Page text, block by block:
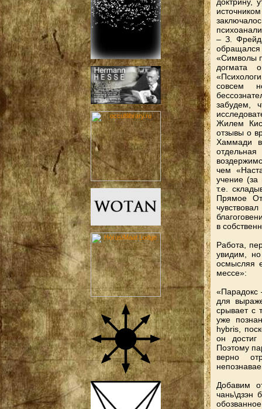
– З.
«Символы
догмата
совсем
забудем,
Жилем
отзывы о
Хаммади
чем
учение (за
т.е.
Прямое
в
Работа,
увидим,
осмысляя
мессе»:
«Парадокс
для
срывает с
уже
hybris,
он достиг
Поэтому
верно
Добавим
чань\дзэн